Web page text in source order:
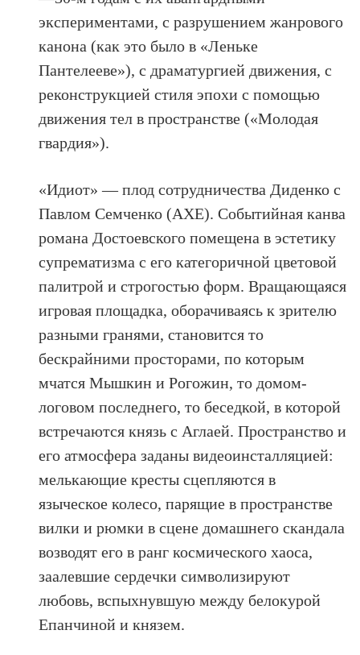
экспериментами, с разрушением жанрового
канона (как это было в «Леньке
Пантелееве»), с драматургией движения, с
реконструкцией стиля эпохи с помощью
движения тел в пространстве («Молодая
гвардия»).
«Идиот» — плод сотрудничества Диденко с
Павлом Семченко (АХЕ). Cобытийная канва
романа Достоевского помещена в эстетику
супрематизма с его категоричной цветовой
палитрой и строгостью форм. Вращающаяся
игровая площадка, оборачиваясь к зрителю
разными гранями, становится то
бескрайними просторами, по которым
мчатся Мышкин и Рогожин, то домом-
логовом последнего, то беседкой, в которой
встречаются князь с Аглаей. Пространство и
его атмосфера заданы видеоинсталляцией:
мелькающие кресты сцепляются в
языческое колесо, парящие в пространстве
вилки и рюмки в сцене домашнего скандала
возводят его в ранг космического хаоса,
заалевшие сердечки символизируют
любовь, вспыхнувшую между белокурой
Епанчиной и князем.